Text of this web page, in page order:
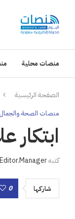
منصات محلية
الصفحة الرئيسية
منصات الصحة والجمال
كتبهEditor.manager
شاركها 0